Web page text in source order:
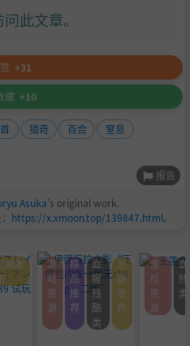
此文章。
赞 +31
藏 +10
猎奇 百合
窒息
报告
Asuka's original work.
https://x.xmoon.top/139847.html。
期发
游
戏
资
源
精
品
推
荐
血
腥
残
酷
类
近
期
发
布
游
戏
资
源
类